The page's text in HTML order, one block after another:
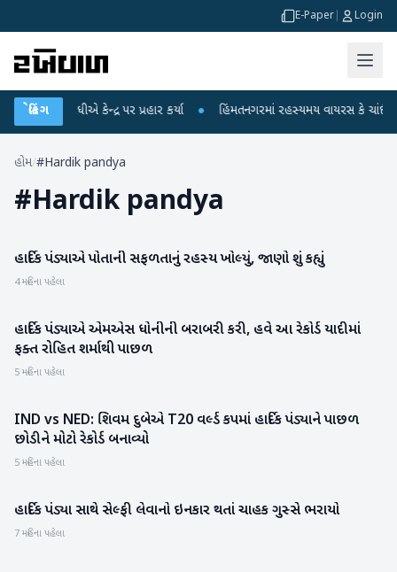
E-Paper Login
બ્રેકિંગ
રાહુલ ગાંધીએ કેન્દ્ર પર પ્રહાર કર્યા ● હિંમતનગરમાં રહસ્યમય વાયરસ કે ચાંદીપુરા?
હોમ/#Hardik pandya
#Hardik pandya
રમતગમત
હાર્દિક પંડ્યાએ પોતાની સફળતાનું રહસ્ય ખોલ્યું, જાણો શું કહ્યું
4 મહિના પહેલા
રમતગમત
હાર્દિક પંડ્યાએ એમએસ ધોનીની બરાબરી કરી, હવે આ રેકોર્ડ યાદીમાં
ફક્ત રોહિત શર્માથી પાછળ
5 મહિના પહેલા
રમતગમત
IND vs NED: શિવમ દુબેએ T20 વર્લ્ડ કપમાં હાર્દિક પંડ્યાને પાછળ
છોડીને મોટો રેકોર્ડ બનાવ્યો
5 મહિના પહેલા
રમતગમત
હાર્દિક પંડ્યા સાથે સેલ્ફી લેવાનો ઇનકાર થતાં ચાહક ગુસ્સે ભરાયો
7 મહિના પહેલા